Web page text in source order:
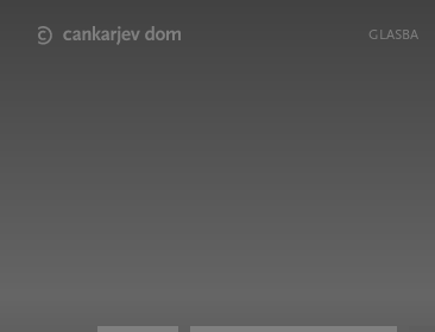
main
MeniGLASBA